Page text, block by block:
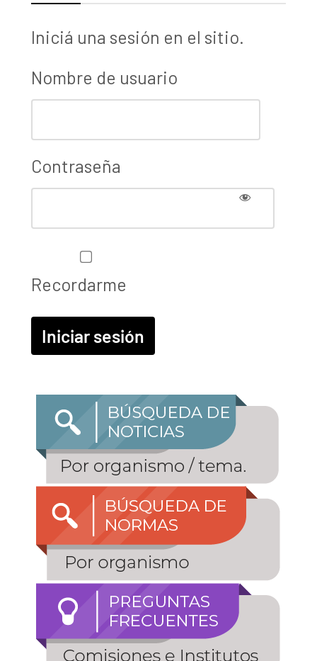
Iniciá una sesión en el sitio.
Nombre de usuario
Contraseña
Recordarme